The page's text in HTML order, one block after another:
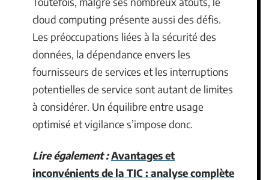
cloud computing présente aussi des défis.
Les préoccupations liées à la sécurité des
données, la dépendance envers les
fournisseurs de services et les interruptions
potentielles de service sont autant de limites
à considérer. Un équilibre entre usage
optimisé et vigilance s’impose donc.
Lire également :Avantages et
inconvénients de la TIC : analyse complète